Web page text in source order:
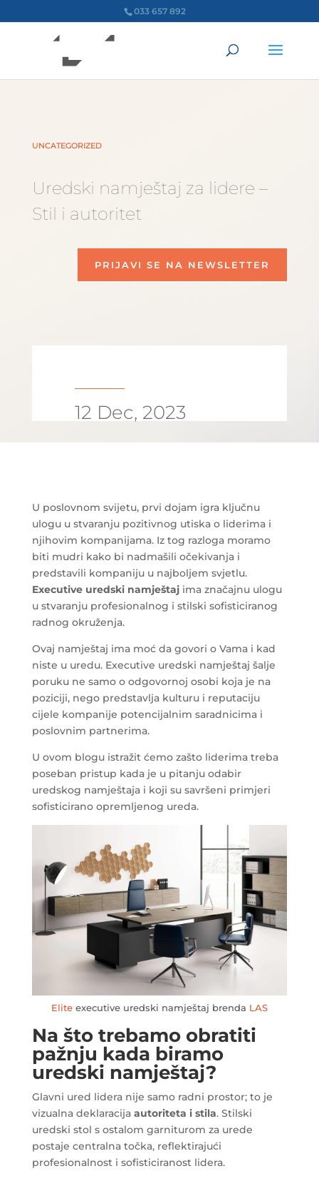
033 657 892
UNCATEGORIZED
Uredski namještaj za lidere –
Stil i autoritet
PRIJAVI SE NA NEWSLETTER
12 Dec, 2023
U poslovnom svijetu, prvi dojam igra ključnu
ulogu u stvaranju pozitivnog utiska o liderima i
njihovim kompanijama. Iz tog razloga moramo
biti mudri kako bi nadmašili očekivanja i
predstavili kompaniju u najboljem svjetlu.
Executive uredski namještajima značajnu ulogu
u stvaranju profesionalnog i stilski sofisticiranog
radnog okruženja.
Ovaj namještaj ima moć da govori o Vama i kad
niste u uredu. Executive uredski namještaj šalje
poruku ne samo o odgovornoj osobi koja je na
poziciji, nego predstavlja kulturu i reputaciju
cijele kompanije potencijalnim saradnicima i
poslovnim partnerima.
U ovom blogu istražit ćemo zašto liderima treba
poseban pristup kada je u pitanju odabir
uredskog namještaja i koji su savršeni primjeri
sofisticirano opremljenog ureda.
Eliteexecutive uredski namještaj brenda LAS
Na što trebamo obratiti
pažnju kada biramo
uredski namještaj?
Glavni ured lidera nije samo radni prostor; to je
vizualna deklaracija autoriteta i stila. Stilski
uredski stol s ostalom garniturom za urede
postaje centralna točka, reflektirajući
profesionalnost i sofisticiranost lidera.